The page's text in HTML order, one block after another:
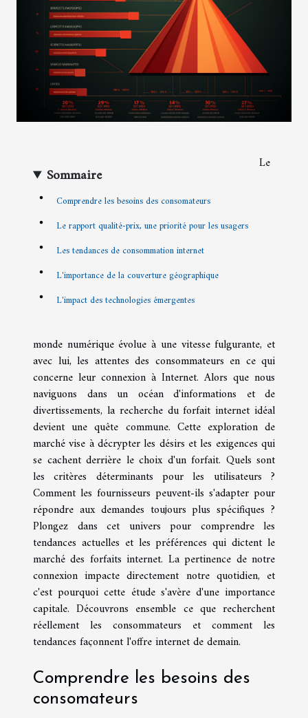
Sommaire
Comprendre les besoins des consomateurs
Le rapport qualité-prix, une priorité pour les usagers
Les tendances de consommation internet
L'importance de la couverture géographique
L'impact des technologies émergentes
Le
monde numérique évolue à une vitesse fulgurante, et
avec lui, les attentes des consommateurs en ce qui
concerne leur connexion à Internet. Alors que nous
naviguons dans un océan d'informations et de
divertissements, la recherche du forfait internet idéal
devient une quête commune. Cette exploration de
marché vise à décrypter les désirs et les exigences qui
se cachent derrière le choix d'un forfait. Quels sont
les critères déterminants pour les utilisateurs ?
Comment les fournisseurs peuvent-ils s'adapter pour
répondre aux demandes toujours plus spécifiques ?
Plongez dans cet univers pour comprendre les
tendances actuelles et les préférences qui dictent le
marché des forfaits internet. La pertinence de notre
connexion impacte directement notre quotidien, et
c'est pourquoi cette étude s'avère d'une importance
capitale. Découvrons ensemble ce que recherchent
réellement les consommateurs et comment les
tendances façonnent l'offre internet de demain.
Comprendre les besoins des
consomateurs